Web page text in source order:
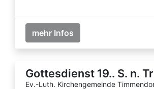
mehr Infos
Gottesdienst 19.. S. n.
Ev.-Luth. Kirchengemeinde